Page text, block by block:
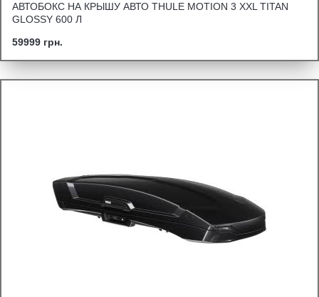
АВТОБОКС НА КРЫШУ АВТО THULE MOTION 3 XXL TITAN
GLOSSY 600 Л
59999 грн.